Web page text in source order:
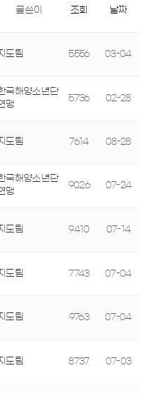
글쓴이 조회 날짜
도팀 5556 03-04
국해양소년단
맹
5736 02-28
도팀 7614 08-28
국해양소년단
맹
9026 07-24
도팀 9410 07-14
도팀 7743 07-04
도팀 9763 07-04
도팀 8737 07-03